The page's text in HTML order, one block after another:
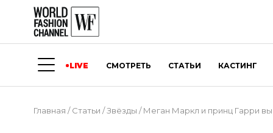
LIVE СМОТРЕТЬ СТАТЬИ КАСТИНГ
Главная /Статьи /Звёзды /Меган Маркл и принц Гарри